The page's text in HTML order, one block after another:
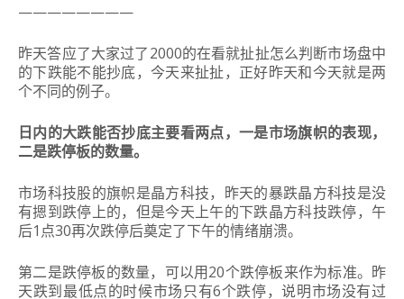
————————
昨天答应了大家过了2000的在看就扯扯怎么判断市场盘中
的下跌能不能抄底，今天来扯扯，正好昨天和今天就是两
个不同的例子。
日内的大跌能否抄底主要看两点，一是市场旗帜的表现，
二是跌停板的数量。
市场科技股的旗帜是晶方科技，昨天的暴跌晶方科技是没
有摁到跌停上的，但是今天上午的下跌晶方科技跌停，午
后1点30再次跌停后奠定了下午的情绪崩溃。
第二是跌停板的数量，可以用20个跌停板来作为标准。昨
天跌到最低点的时候市场只有6个跌停，说明市场没有过